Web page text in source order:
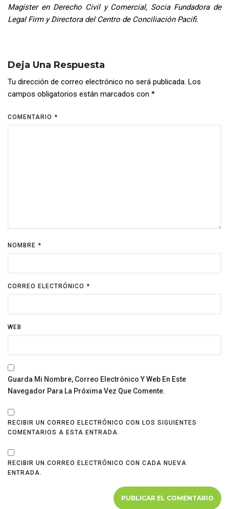
Magíster en Derecho Civil y Comercial, Socia Fundadora de
Legal Firm y Directora del Centro de Conciliación Pacifi.
Deja Una Respuesta
Tu dirección de correo electrónico no será publicada. Los
campos obligatorios están marcados con *
COMENTARIO *
NOMBRE *
CORREO ELECTRÓNICO *
WEB
Guarda Mi Nombre, Correo Electrónico Y Web En Este
Navegador Para La Próxima Vez Que Comente.
RECIBIR UN CORREO ELECTRÓNICO CON LOS SIGUIENTES
COMENTARIOS A ESTA ENTRADA.
RECIBIR UN CORREO ELECTRÓNICO CON CADA NUEVA
ENTRADA.